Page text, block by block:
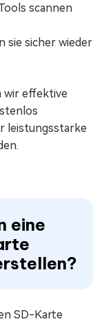
scannen
sie sicher wieder
wir effektive
leistungsstarke
eine
SD-Karte